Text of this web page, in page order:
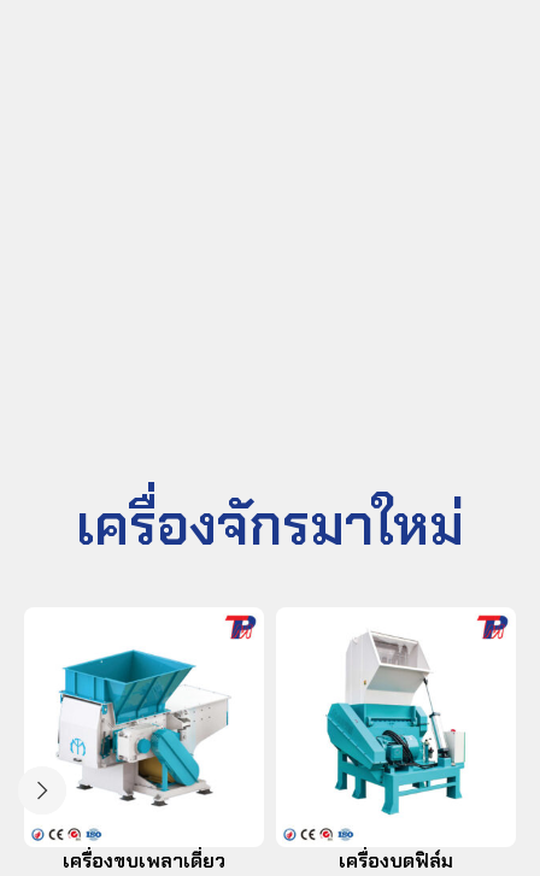
เครื่องจักรมาใหม่
เครื่องขบเพลาเดี่ยว เครื่องบดฟิล์ม